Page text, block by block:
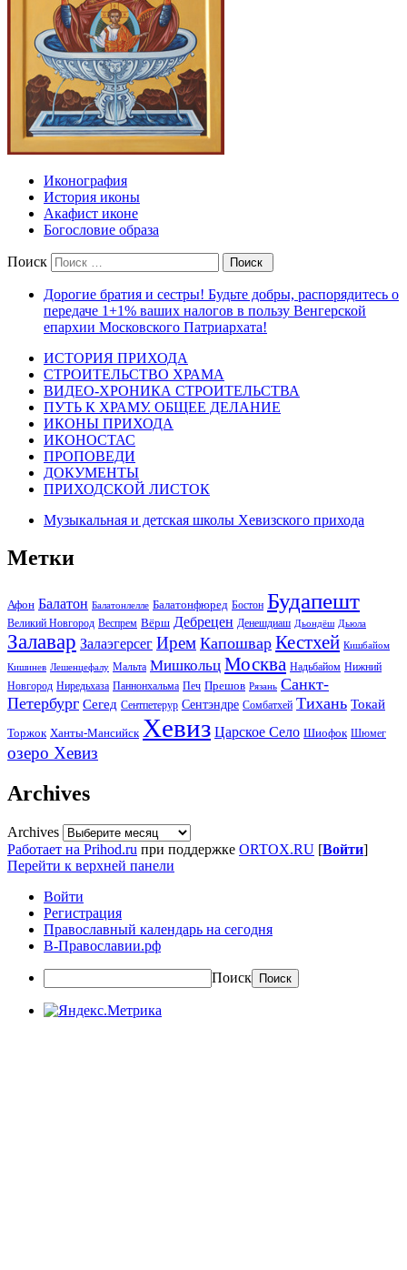
Иконография
История иконы
Акафист иконе
Богословие образа
Поиск
Дорогие братия и сестры! Будьте добры, распорядитесь о
передаче 1+1% ваших налогов в пользу Венгерской
епархии Московского Патриархата!
ИСТОРИЯ ПРИХОДА
СТРОИТЕЛЬСТВО ХРАМА
ВИДЕО-ХРОНИКА СТРОИТЕЛЬСТВА
ПУТЬ К ХРАМУ. ОБЩЕЕ ДЕЛАНИЕ
ИКОНЫ ПРИХОДА
ИКОНОСТАС
ПРОПОВЕДИ
ДОКУМЕНТЫ
ПРИХОДСКОЙ ЛИСТОК
Музыкальная и детская школы Хевизского прихода
Метки
Афон Балатон Балатонлелле Балатонфюред Бостон Будапешт
Великий Новгород Веспрем Вёрш Дебрецен Денешдиаш Дьондёш Дьюла
Залавар Залаэгерсег Ирем Капошвар Кестхей Кишбайом
Кишинев Лешенцефалу Мальта Мишкольц Москва Надьбайом Нижний
Новгород Ниредьхаза Паннонхальма Печ Прешов Рязань Санкт-
Петербург Сегед Сентпетерур Сентэндре Сомбатхей Тихань Токай
Торжок Ханты-Мансийск Хевиз Царское Село Шиофок Шюмег
озеро Хевиз
Archives
Archives
Работает на Prihod.ru при поддержке ORTOX.RU [Войти]
Перейти к верхней панели
Войти
Регистрация
Православный календарь на сегодня
В-Православии.рф
Поиск